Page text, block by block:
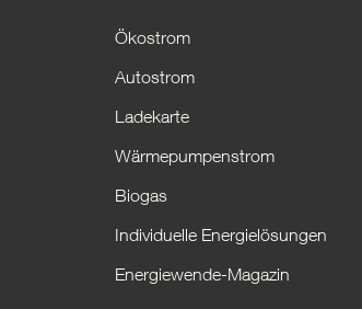
Ökostrom
Autostrom
Ladekarte
Wärmepumpenstrom
Biogas
Individuelle Energielösungen
Energiewende-Magazin